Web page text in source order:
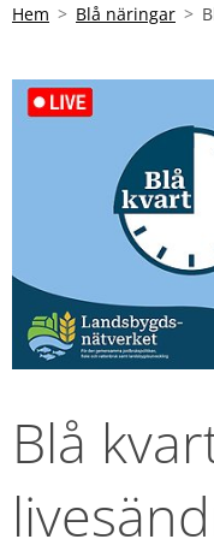
Hem Blå näringar
Blå